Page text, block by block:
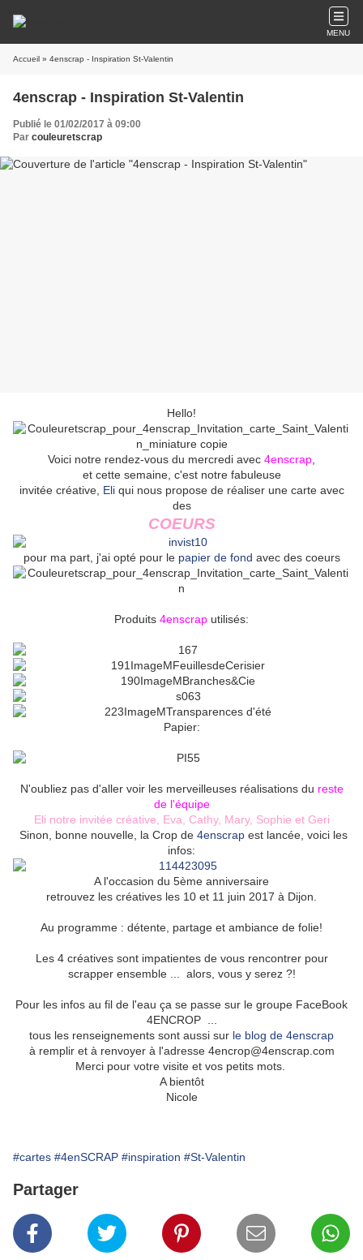
MENU
Accueil » 4enscrap - Inspiration St-Valentin
4enscrap - Inspiration St-Valentin
Publié le 01/02/2017 à 09:00
Par couleuretscrap
Hello!
Voici notre rendez-vous du mercredi avec 4enscrap
et cette semaine, c'est notre fabuleuse
invitée créative, Eliqui nous propose de réaliser une carte avec
des
COEURS
pour ma part, j'ai opté pour le papier de fond avec des coeurs
Produits 4enscrap utilisés:
Papier:
N'oubliez pas d'aller voir les merveilleuses réalisations du reste
de l'équipe
Eli notre invitée créative
Eva Cathy, Mary, Sophie et Geri
Sinon, bonne nouvelle, la Crop de 4enscrapest lancée, voici les
infos:
A l'occasion du 5ème anniversaire
retrouvez les créatives les 10 et 11 juin 2017 à Dijon.
Au programme : détente, partage et ambiance de folie!
Les 4 créatives sont impatientes de vous rencontrer pour
scrapper ensemble ... alors, vous y serez ?!
Pour les infos au fil de l'eau ça se passe sur le groupe FaceBook
4ENCROP ...
tous les renseignements sont aussi sur le blog de 4enscrap
à remplir et à renvoyer à l'adresse 4encrop@4enscrap.com
Merci pour votre visite et vos petits mots.
A bientôt
Nicole
#cartes #4enSCRAP #inspiration #St-Valentin
Partager